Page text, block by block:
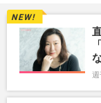
週